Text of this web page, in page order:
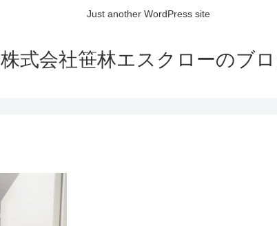
Just another WordPress site
株式会社笹林エスクローのブ